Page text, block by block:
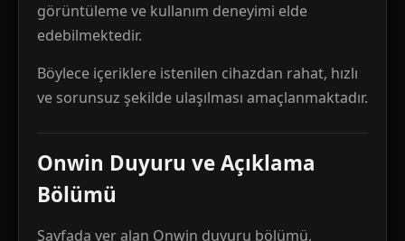
görüntüleme ve kullanım deneyimi elde
edebilmektedir.
Böylece içeriklere istenilen cihazdan rahat, hızlı
ve sorunsuz şekilde ulaşılması amaçlanmaktadır.
Onwin Duyuru ve Açıklama
Bölümü
Sayfada yer alan Onwin duyuru bölümü,